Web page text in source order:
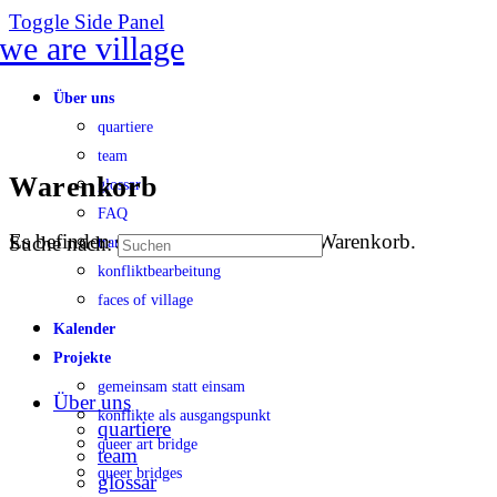
Toggle Side Panel
Über uns
quartiere
team
glossar
FAQ
transparenz
konfliktbearbeitung
faces of village
Kalender
Projekte
gemeinsam statt einsam
konflikte als ausgangspunkt
queer art bridge
queer bridges
Warenkorb
Es befinden sich keine Produkte im Warenkorb.
Suche nach:
Über uns
quartiere
team
glossar